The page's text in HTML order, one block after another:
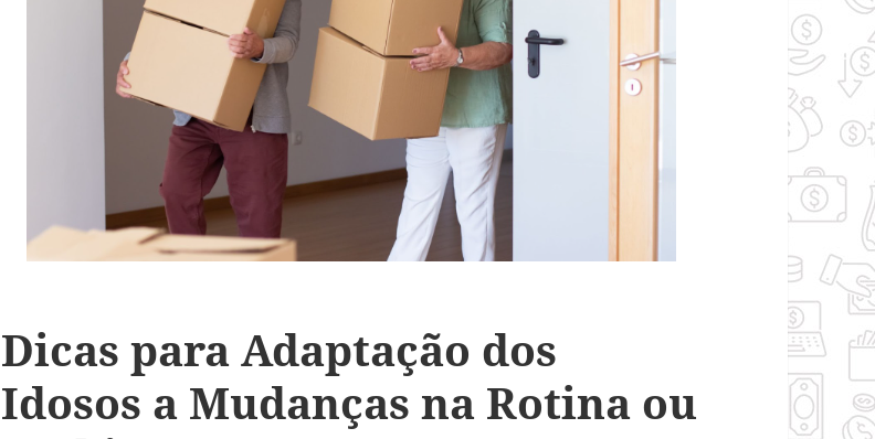
Dicas para Adaptação dos
Idosos a Mudanças na Rotina ou